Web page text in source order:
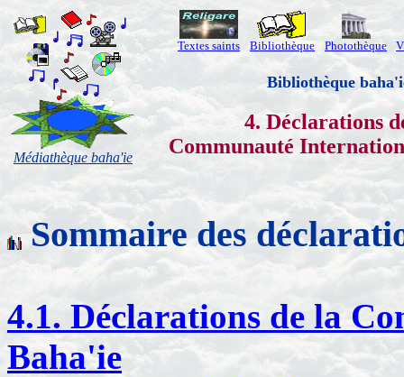
Médiathèque baha'ie
Textes saints Bibliothèque Photothèque
Bibliothèque
4. Déclarations
Communauté
Sommaire des
4.1. Déclarations de la
Baha'ie